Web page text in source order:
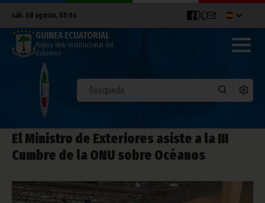
sáb. 08 agosto, 05:04
GUINEA ECUATORIAL
Página Web Institucional del
Gobierno
El Ministro de Exteriores asiste a la III
Cumbre de la ONU sobre Océanos